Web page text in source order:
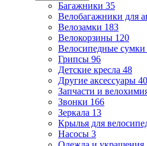
Багажники 35
Велобагажники для
Велозамки 183
Велокорзины 120
Велосипедные сумки
Грипсы 96
Детские кресла 48
Другие аксессуары 40
Запчасти и
Звонки 166
Зеркала 13
Крылья для
Насосы 3